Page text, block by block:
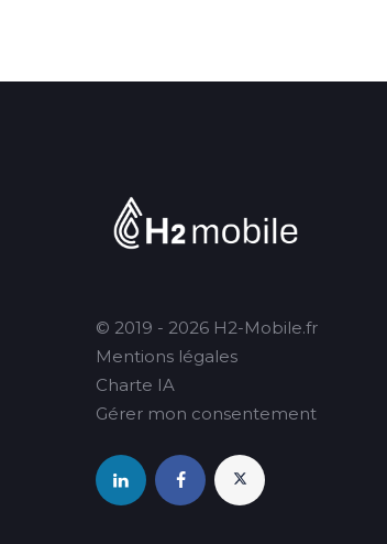
© 2019 - 2026 H2-Mobile.fr
Mentions légales
Charte IA
Gérer mon consentement